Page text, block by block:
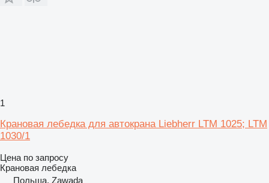
1
Крановая лебедка для автокрана Liebherr LTM 1025; LTM
1030/1
Цена по запросу
Крановая лебедка
Польша, Zawada